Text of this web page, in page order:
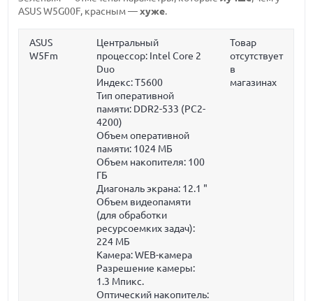
ASUS W5G00F, красным—хуже.
ASUS
W5Fm
Центральный
процессор: Intel Core 2
Duo
Индекс: T5600
Тип оперативной
памяти: DDR2-533 (PC2-
4200)
Объем оперативной
памяти: 1024 МБ
Объем накопителя: 100
ГБ
Диагональ экрана: 12.1 "
Объем видеопамяти
(для обработки
ресурсоемких задач):
224 МБ
Камера: WEB-камера
Разрешение камеры:
1.3 Мпикс.
Оптический накопитель:
Товар
отсутствует
в
магазинах